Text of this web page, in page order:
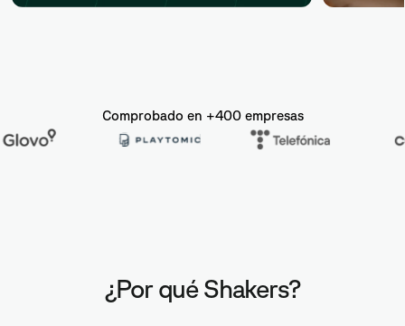
Comprobado en +400 empresas
¿Por qué Shakers?